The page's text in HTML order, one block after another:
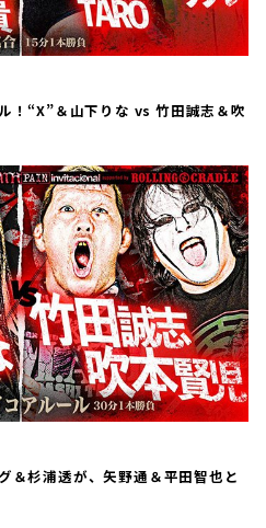
！“X”＆山下りな vs 竹田誠志＆吹
＆杉浦透が、矢野通＆平田智也と